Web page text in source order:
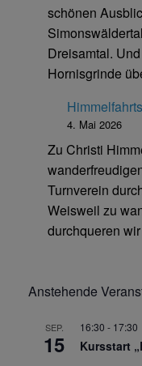
schönen
Dreisamtal.
Hornisgrinde
4. Mai 2026
Zu Christi
Turnverein
Weisweil zu
durchqueren
Anstehende
SEP.
15
16:30 - 17:30
Kursstart